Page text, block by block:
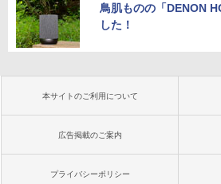
鳥肌ものの「DENON
した！
本サイトのご利用について
広告掲載のご案内
プライバシーポリシー